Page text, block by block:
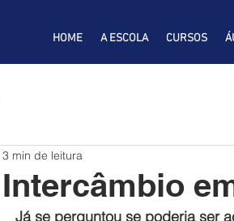
HOME A ESCOLA CURSOS
Intercâmbio
3 min de leitura
Já se perguntou se poderia ser